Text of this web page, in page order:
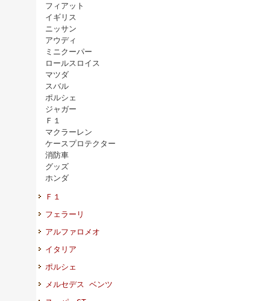
フィアット
イギリス
ニッサン
アウディ
ミニクーパー
ロールスロイス
マツダ
スバル
ポルシェ
ジャガー
Ｆ１
マクラーレン
ケースプロテクター
消防車
グッズ
ホンダ
Ｆ１
フェラーリ
アルファロメオ
イタリア
ポルシェ
メルセデス ベンツ